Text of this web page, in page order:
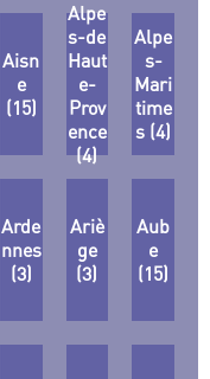
Aisn
e
(15)
Alpe
s-de
Haut
e-
Prov
ence
(4)
Alpe
s-
Mari
time
s (4)
Arde
nnes
(3)
Ariè
ge
(3)
Aub
e
(15)